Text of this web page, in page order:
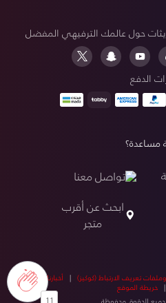
11
حول عالمك الترفيهي المفضل
الدفع
مساعدة؟
تواصل معنا
ابحث عن أقرب
متجر
تعريف الارتباط (كوكيز) | أخبارنا|أخبار
|خريطة الموقع